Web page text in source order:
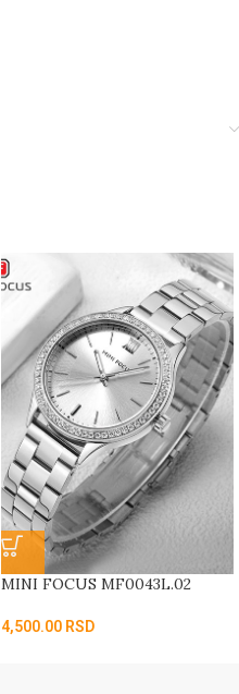
MINI FOCUS MF0043L.02
4,500.00 RSD